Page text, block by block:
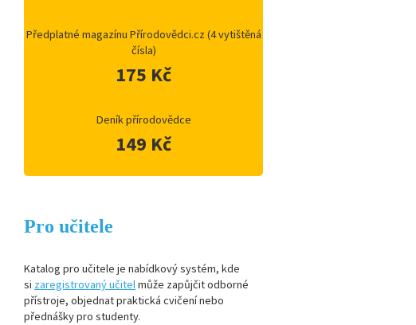
Předplatné magazínu Přírodovědci.cz (4 vytištěná
čísla)
175 Kč
Deník přírodovědce
149 Kč
Pro učitele
Katalog pro učitele je nabídkový systém, kde
si zaregistrovaný učitelmůže zapůjčit odborné
přístroje, objednat praktická cvičení nebo
přednášky pro studenty.